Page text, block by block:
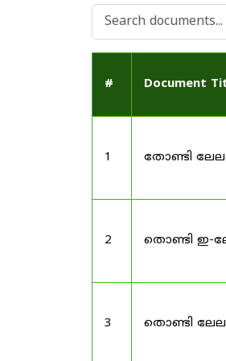
# Document
1 തോണ്ടി
2 തൊണ്ടി ഇ-
3 തൊണ്ടി